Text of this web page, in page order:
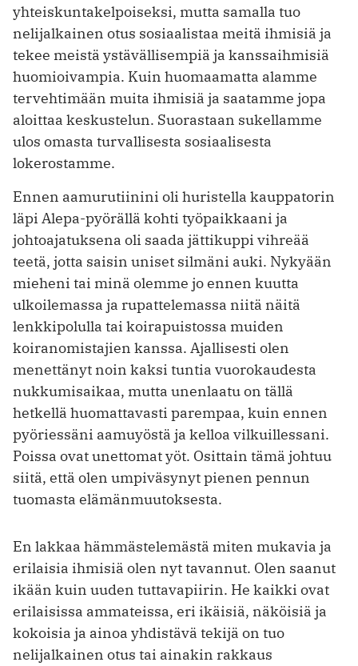
yhteiskuntakelpoiseksi, mutta samalla tuo
nelijalkainen otus sosiaalistaa meitä ihmisiä ja
tekee meistä ystävällisempiä ja kanssaihmisiä
huomioivampia. Kuin huomaamatta alamme
tervehtimään muita ihmisiä ja saatamme jopa
aloittaa keskustelun. Suorastaan sukellamme
ulos omasta turvallisesta sosiaalisesta
lokerostamme.
Ennen aamurutiinini oli huristella kauppatorin
läpi Alepa-pyörällä kohti työpaikkaani ja
johtoajatuksena oli saada jättikuppi vihreää
teetä, jotta saisin uniset silmäni auki. Nykyään
mieheni tai minä olemme jo ennen kuutta
ulkoilemassa ja rupattelemassa niitä näitä
lenkkipolulla tai koirapuistossa muiden
koiranomistajien kanssa. Ajallisesti olen
menettänyt noin kaksi tuntia vuorokaudesta
nukkumisaikaa, mutta unenlaatu on tällä
hetkellä huomattavasti parempaa, kuin ennen
pyöriessäni aamuyöstä ja kelloa vilkuillessani.
Poissa ovat unettomat yöt. Osittain tämä johtuu
siitä, että olen umpiväsynyt pienen pennun
tuomasta elämänmuutoksesta.
En lakkaa hämmästelemästä miten mukavia ja
erilaisia ihmisiä olen nyt tavannut. Olen saanut
ikään kuin uuden tuttavapiirin. He kaikki ovat
erilaisissa ammateissa, eri ikäisiä, näköisiä ja
kokoisia ja ainoa yhdistävä tekijä on tuo
nelijalkainen otus tai ainakin rakkaus